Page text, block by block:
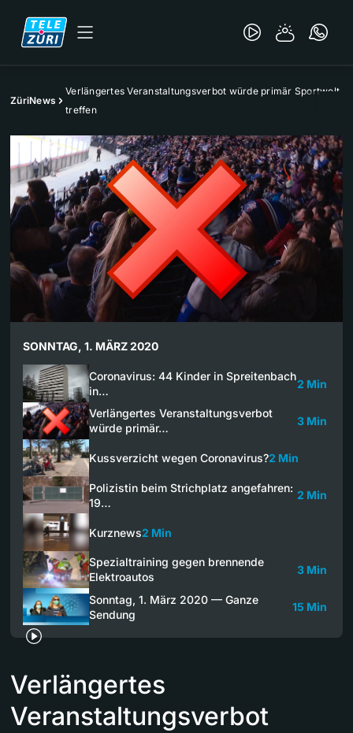
ZüriNews
Verlängertes Veranstaltungsverbot würde primär Sportwelt
treffen
SONNTAG, 1. MÄRZ 2020
Coronavirus: 44 Kinder in Spreitenbach
in…
2 Min
Verlängertes Veranstaltungsverbot
würde primär…
3 Min
Kussverzicht wegen Coronavirus?2 Min
Polizistin beim Strichplatz angefahren:
19…
2 Min
Kurznews2 Min
Spezialtraining gegen brennende
Elektroautos
3 Min
Sonntag, 1. März 2020 — Ganze
Sendung
15 Min
Verlängertes
Veranstaltungsverbot